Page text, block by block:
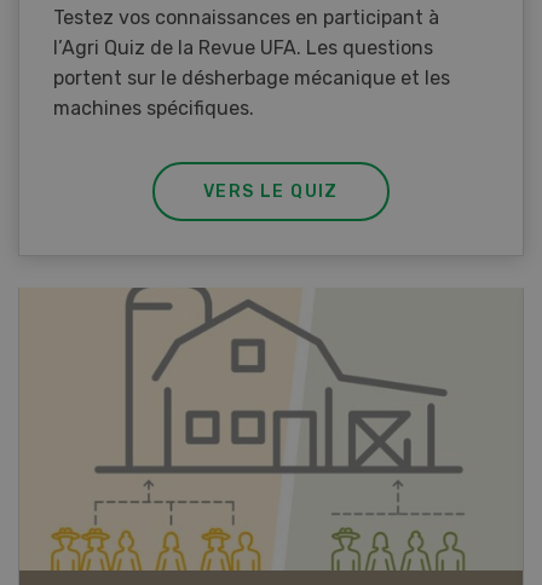
Testez vos connaissances en participant à
l’Agri Quiz de la Revue UFA. Les questions
portent sur le désherbage mécanique et les
machines spécifiques.
VERS LE QUIZ